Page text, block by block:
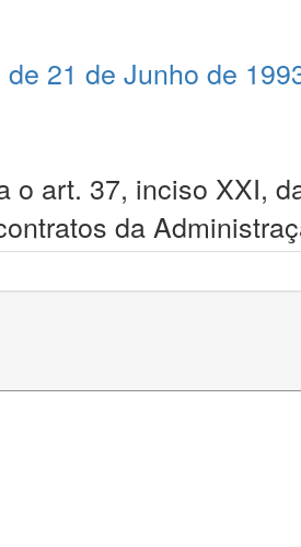
de 21 de Junho de
o art. 37, inciso XXI,
da